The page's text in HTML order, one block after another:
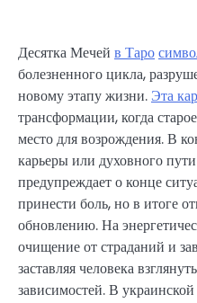
Десятка Мечей в Таро
болезненного цикла,
новому этапу жизни. Эта
трансформации, когда
место для возрождения. В
карьеры или духовного
предупреждает о конце
принести боль, но в итоге
обновлению. На
очищение от страданий и
заставляя человека
зависимостей. В